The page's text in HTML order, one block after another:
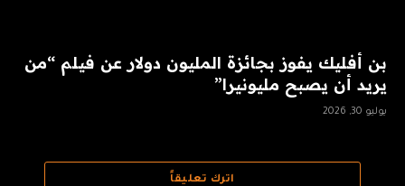
بن أفليك يفوز بجائزة المليون دولار عن فيلم “من
يريد أن يصبح مليونيرا”
يوليو 30, 2026
اترك تعليقاً